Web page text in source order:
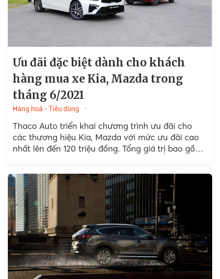
Ưu đãi đặc biệt dành cho khách
hàng mua xe Kia, Mazda trong
tháng 6/2021
Hàng hoá - Tiêu dùng
Thaco Auto triển khai chương trình ưu đãi cho
các thương hiệu Kia, Mazda với mức ưu đãi cao
nhất lên đến 120 triệu đồng. Tổng giá trị bao gồm
bị chính hãng. Chương trình áp dụng từ ngày
9/6/2021 đến 30/6/2021.